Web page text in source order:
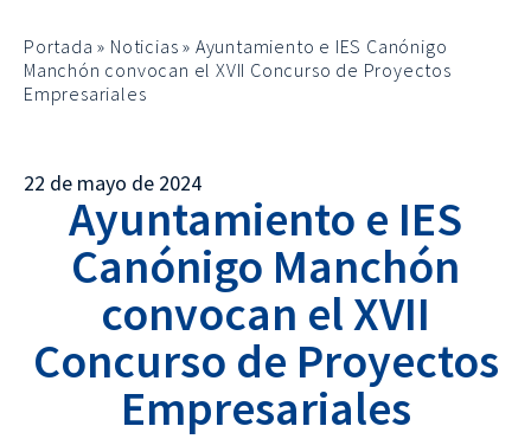
Portada » Noticias » Ayuntamiento e IES Canónigo
Manchón convocan el XVII Concurso de Proyectos
Empresariales
22 de mayo de 2024
Ayuntamiento e IES
Canónigo Manchón
convocan el XVII
Concurso de Proyectos
Empresariales